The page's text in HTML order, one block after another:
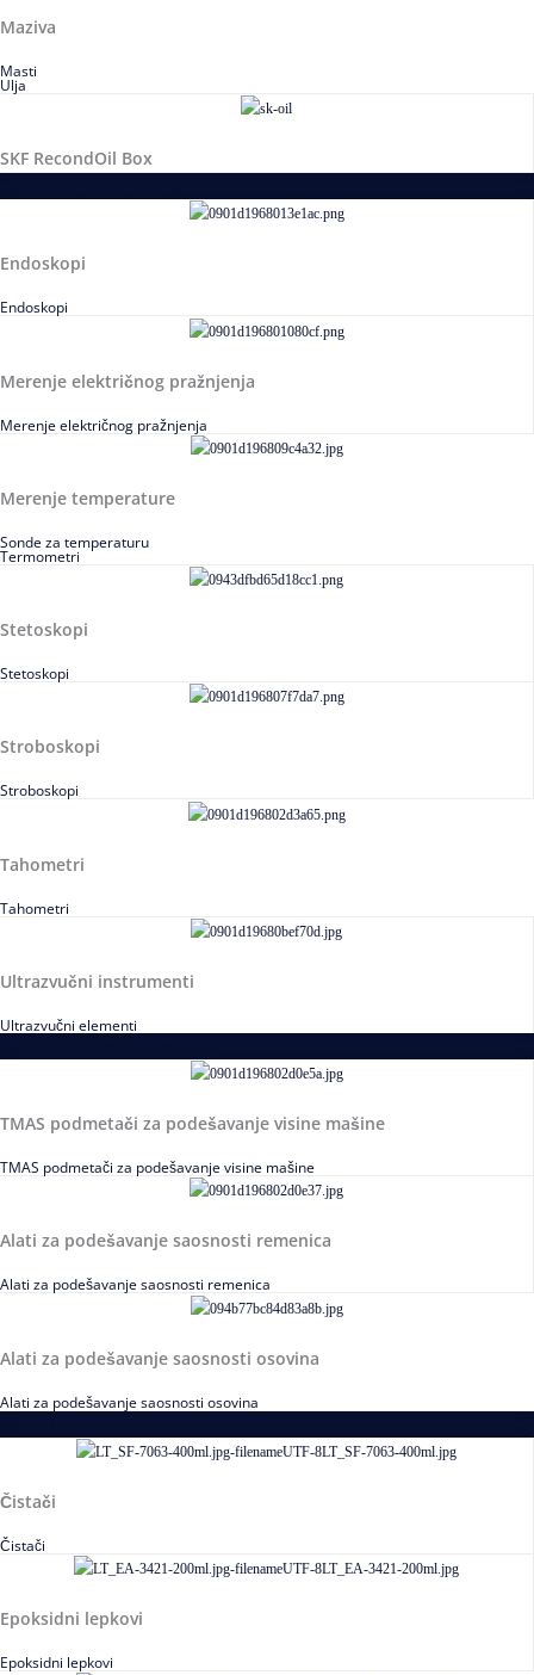
Maziva
Masti
Ulja
SKF RecondOil Box
Endoskopi
Endoskopi
Merenje električnog pražnjenja
Merenje električnog pražnjenja
Merenje temperature
Sonde za temperaturu
Termometri
Stetoskopi
Stetoskopi
Stroboskopi
Stroboskopi
Tahometri
Tahometri
Ultrazvučni instrumenti
Ultrazvučni elementi
TMAS podmetači za podešavanje visine mašine
TMAS podmetači za podešavanje visine mašine
Alati za podešavanje saosnosti remenica
Alati za podešavanje saosnosti remenica
Alati za podešavanje saosnosti osovina
Alati za podešavanje saosnosti osovina
Čistači
Čistači
Epoksidni lepkovi
Epoksidni lepkovi